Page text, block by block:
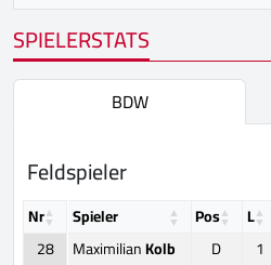
SPIELERSTATS
BDW
Feldspieler
Nr Spieler Pos L
28
MaximilianKolb D 1